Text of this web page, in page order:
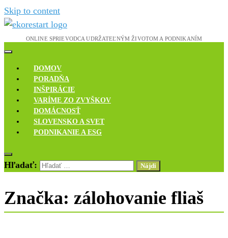
Skip to content
Ekoreštart
Novinky, rozhovory a inšpirácie
DOMOV
PORADŇA
INŠPIRÁCIE
VARÍME ZO ZVYŠKOV
DOMÁCNOSŤ
SLOVENSKO A SVET
PODNIKANIE A ESG
Hľadať:
Značka: zálohovanie fliaš